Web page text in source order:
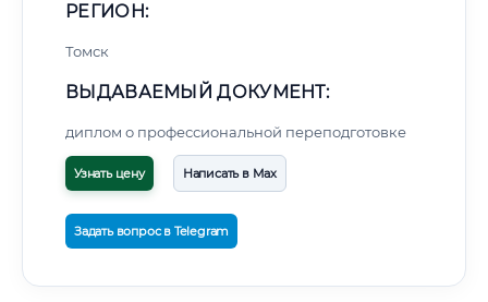
РЕГИОН:
Томск
ВЫДАВАЕМЫЙ ДОКУМЕНТ:
диплом о профессиональной переподготовке
Узнать цену Написать в Max
Задать вопрос в Telegram